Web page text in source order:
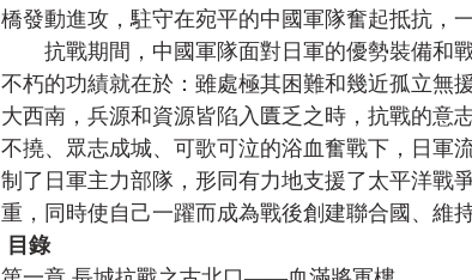
橋發動進攻，駐守在宛平的中國軍隊奮起抵抗，
抗戰期間，中國軍隊面對日軍的優勢裝備和
不朽的功績就在於：雖處極其困難和幾近孤立無
大西南，兵源和資源皆陷入匱乏之時，抗戰的意
不撓、眾志成城、可歌可泣的浴血奮戰下，日軍
制了日軍主力部隊，形同有力地支援了太平洋戰
重，同時使自己一躍而成為戰後創建聯合國、維
目錄